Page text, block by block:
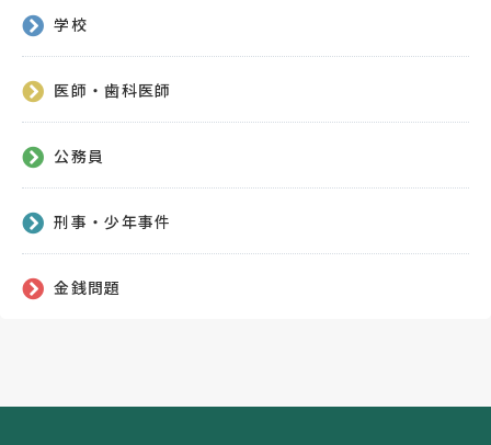
学校
医師・歯科医師
公務員
刑事・少年事件
金銭問題